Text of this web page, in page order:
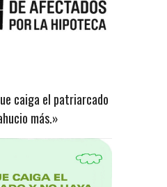
caiga el patriarcado
más.»